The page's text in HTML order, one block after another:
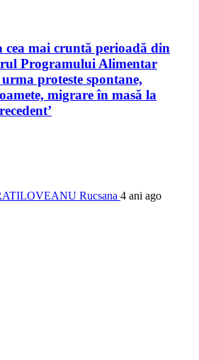
cea mai cruntă perioadă din
Programului Alimentar
proteste spontane,
migrare în masă la
Rucsana 4 ani ago